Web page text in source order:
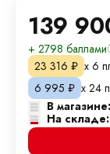
139
+ 2798 баллами
23 316 ₽ х 6
6 995 ₽ х 24
В магазине:
На складе: